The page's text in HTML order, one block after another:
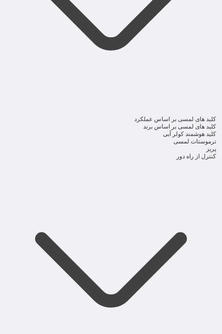
کلید های لمسی بر اساس عملکرد
کلید های لمسی بر اساس برند
کلید هوشمند کولر آبی
ترموستات لمسی
پریز
کنترل از راه دور